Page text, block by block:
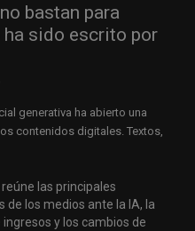
bastan para
sido escrito por
generativa ha abierto una
contenidos digitales. Textos,
reúne las principales
de los medios ante la IA, la
ingresos y los cambios de